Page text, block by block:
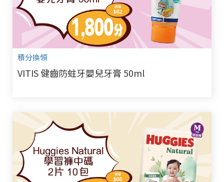
積分換領
VITIS 健齒防蛀牙嬰兒牙膏 50ml